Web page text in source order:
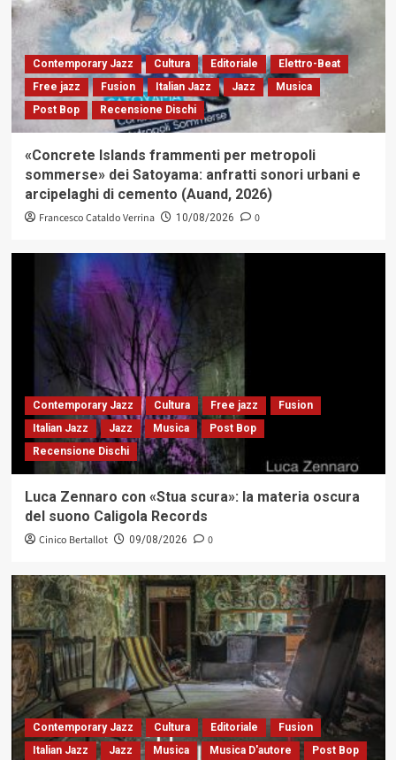
Contemporary Jazz Cultura Editoriale
Elettro-Beat
Free jazz
Fusion Italian Jazz Jazz
Musica
Post Bop
Recensione Dischi
«Concrete Islands frammenti per metropoli
sommerse» dei Satoyama: anfratti sonori urbani e
arcipelaghi di cemento (Auand, 2026)
Francesco Cataldo Verrina 10/08/2026 0
Contemporary Jazz Cultura Free jazz
Fusion
Italian Jazz
Jazz Musica
Post Bop
Recensione Dischi
Luca Zennaro con «Stua scura»: la materia oscura
del suono Caligola Records
Cinico Bertallot 09/08/2026 0
Contemporary Jazz Cultura Editoriale
Fusion
Italian Jazz
Jazz Musica Musica D'autore
Post Bop